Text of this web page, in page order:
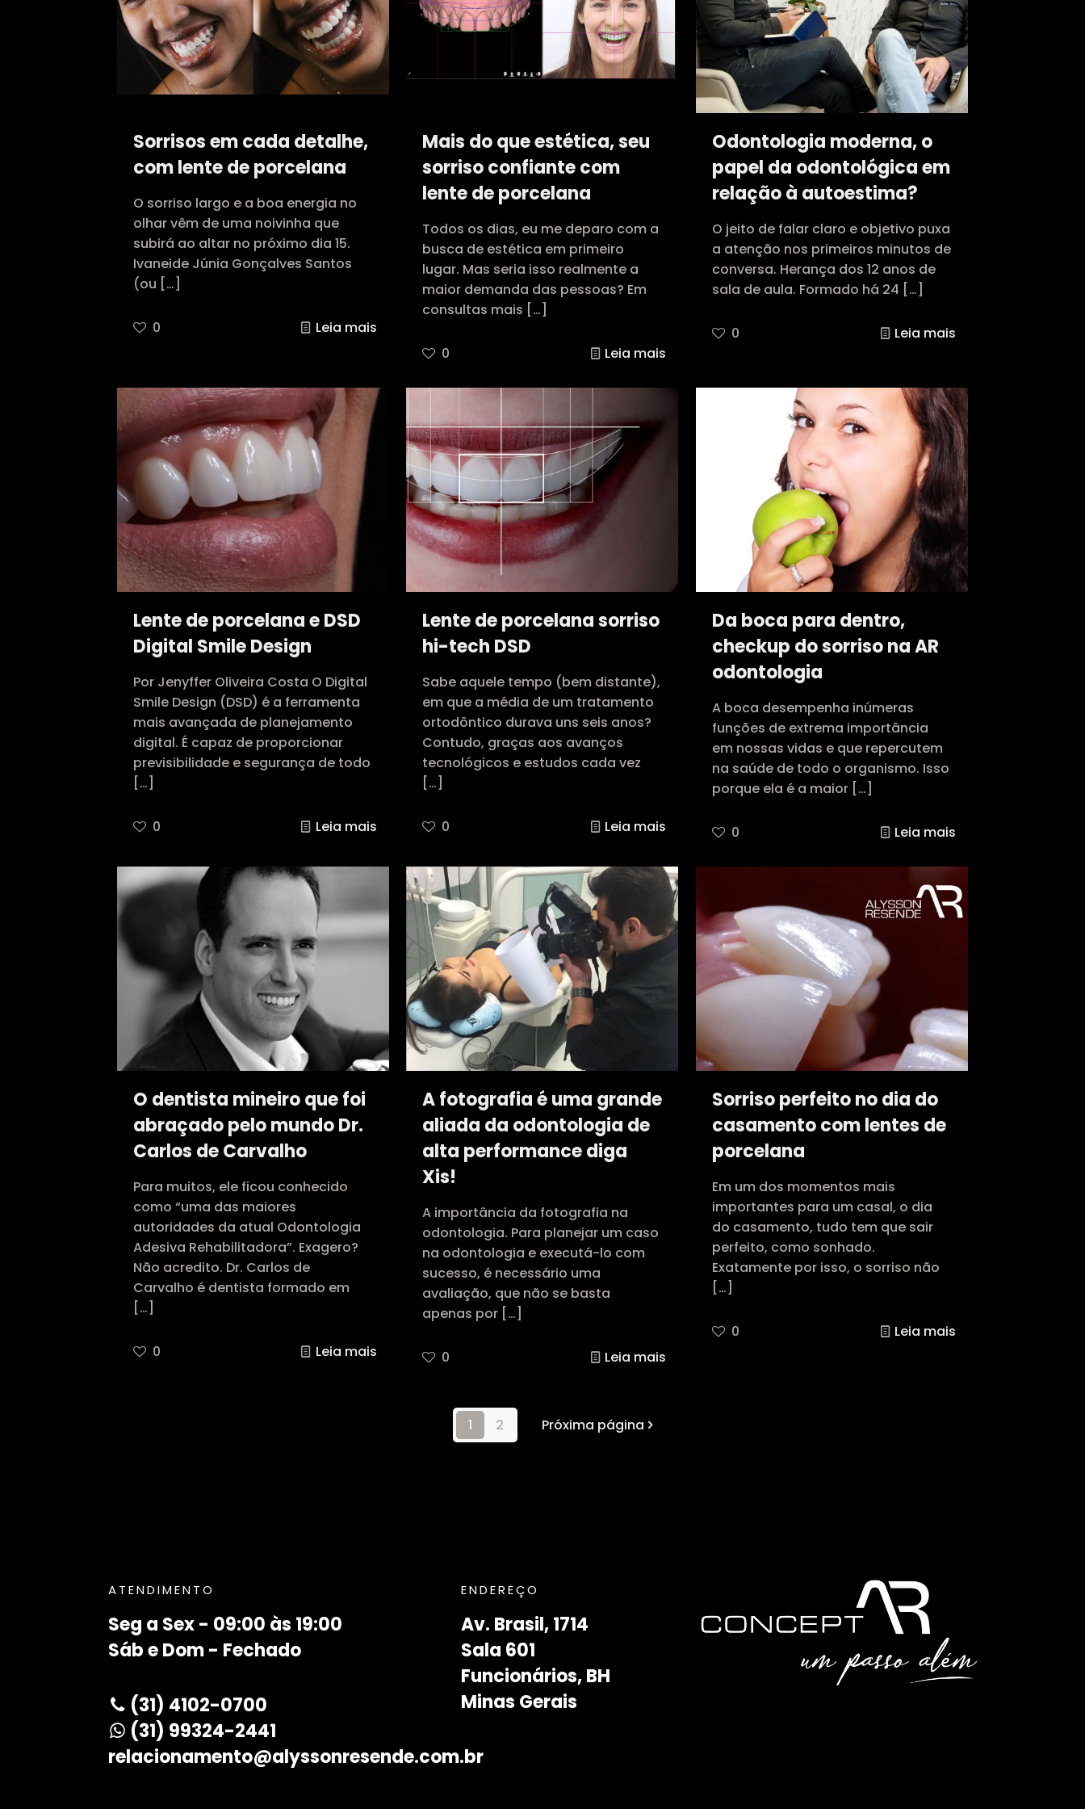
Sorrisos em cada detalhe,
com lente de porcelana
O sorriso largo e a boa energia no
olhar vêm de uma noivinha que
subirá ao altar no próximo dia 15.
Ivaneide Júnia Gonçalves Santos
(ou […]
0 Leia mais
Mais do que estética, seu
sorriso confiante com
lente de porcelana
Todos os dias, eu me deparo com a
busca de estética em primeiro
lugar. Mas seria isso realmente a
maior demanda das pessoas? Em
consultas mais […]
0 Leia mais
Odontologia moderna, o
papel da odontológica em
relação à autoestima?
O jeito de falar claro e objetivo puxa
a atenção nos primeiros minutos de
conversa. Herança dos 12 anos de
sala de aula. Formado há 24 […]
0 Leia mais
Lente de porcelana e DSD
Digital Smile Design
Por Jenyffer Oliveira Costa O Digital
Smile Design (DSD) é a ferramenta
mais avançada de planejamento
digital. É capaz de proporcionar
previsibilidade e segurança de todo
[…]
0 Leia mais
Lente de porcelana sorriso
hi-tech DSD
Sabe aquele tempo (bem distante),
em que a média de um tratamento
ortodôntico durava uns seis anos?
Contudo, graças aos avanços
tecnológicos e estudos cada vez
[…]
0 Leia mais
Da boca para dentro,
checkup do sorriso na AR
odontologia
A boca desempenha inúmeras
funções de extrema importância
em nossas vidas e que repercutem
na saúde de todo o organismo. Isso
porque ela é a maior[…]
0 Leia mais
O dentista mineiro que foi
abraçado pelo mundo Dr.
Carlos de Carvalho
Para muitos, ele ficou conhecido
como “uma das maiores
autoridades da atual Odontologia
Adesiva Rehabilitadora”. Exagero?
Não acredito. Dr. Carlos de
Carvalho é dentista formado em
[…]
0 Leia mais
A fotografia é uma grande
aliada da odontologia de
alta performance diga
Xis!
A importância da fotografia na
odontologia. Para planejar um caso
na odontologia e executá-lo com
sucesso, é necessário uma
avaliação, que não se basta
apenas por […]
0 Leia mais
Sorriso perfeito no dia do
casamento com lentes de
porcelana
Em um dos momentos mais
importantes para um casal, o dia
do casamento, tudo tem que sair
perfeito, como sonhado.
Exatamente por isso, o sorriso não
[…]
0 Leia mais
1 2 Próxima página
ATENDIMENTO
Seg a Sex - 09:00 às 19:00
Sáb e Dom - Fechado
(31) 4102-0700
(31) 99324-2441
relacionamento@alyssonresende.com.br
ENDEREÇO
Av. Brasil, 1714
Sala 601
Funcionários, BH
Minas Gerais